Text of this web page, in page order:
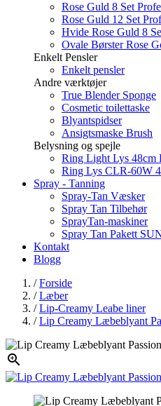
Rose Guld 8 Set
Rose Guld 12 Set
Hvide Rose Guld 8
Ovale Børster Rose
Enkelt Pensler
Enkelt pensler
Andre værktøjer
True Blender Sponge
Cosmetic toilettaske
Blyantspidser
Ansigtsmaske Brush
Belysning og spejle
Ring Light Lys 48cm
Ring Lys CLR-60W
Spray - Tanning
Spray-Tan Væsker
Spray Tan Tilbehør
SprayTan-maskiner
Spray Tan Pakett
Kontakt
Blogg
/ Forside
/ Læber
/ Lip-Creamy Leabe liner
/ Lip Creamy Læbeblyant
